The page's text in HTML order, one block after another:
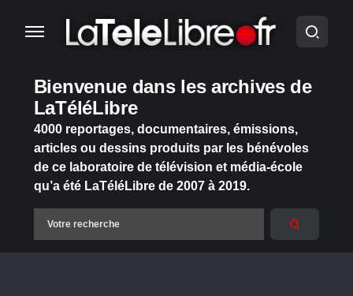
Bienvenue dans les archives de
LaTéléLibre
4000 reportages, documentaires, émissions,
articles ou dessins produits par les bénévoles
de ce laboratoire de télévision et média-école
qu’a été LaTéléLibre de 2007 à 2019.